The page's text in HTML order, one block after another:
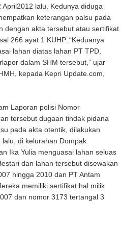
lalu. Kedunya diduga
keterangan palsu pada
dengan akta tersebut atau sertifikat
266 ayat 1 KUHP. “Keduanya
lahan diatas lahan PT TPD,
dalam SHM tersebut,” ujar
kepada Kepri Update.com,
Laporan polisi Nomor
tersebut dugaan tindak pidana
pada akta otentik, dilakukan
di kelurahan Dompak
Ika Yulia menguasai lahan seluas
dan lahan tersebut disewakan
hingga 2010 dan PT Antam
memiliki sertifikat hal milik
dan nomor 3173 tertangal 3